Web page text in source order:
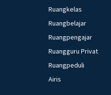
Ruangkelas
Ruangbelajar
Ruangpengajar
Ruangguru Privat
Ruangpeduli
Airis